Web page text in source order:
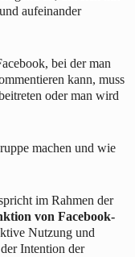
aufeinander
bei der man
kann, muss
oder man wird
machen und wie
im Rahmen der
von Facebook-
Nutzung und
Intention der